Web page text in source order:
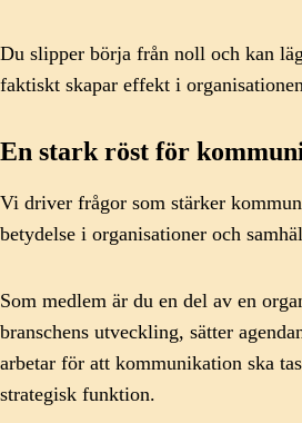
Du slipper börja från noll och kan
faktiskt skapar effekt i
En stark röst för
Vi driver frågor som stärker
betydelse i organisationer och
Som medlem är du en del av en
branschens utveckling, sätter
arbetar för att kommunikation ska
strategisk funktion.